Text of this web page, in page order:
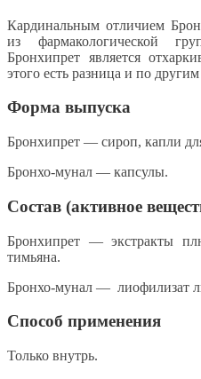
Кардинальным отличием
из фармакологической
Бронхипрет является
этого есть разница и по
Форма выпуска
Бронхипрет — сироп, капли
Бронхо-мунал — капсулы.
Состав (активное
Бронхипрет — экстракты
тимьяна.
Бронхо-мунал — лиофилизат
Способ применения
Только внутрь.